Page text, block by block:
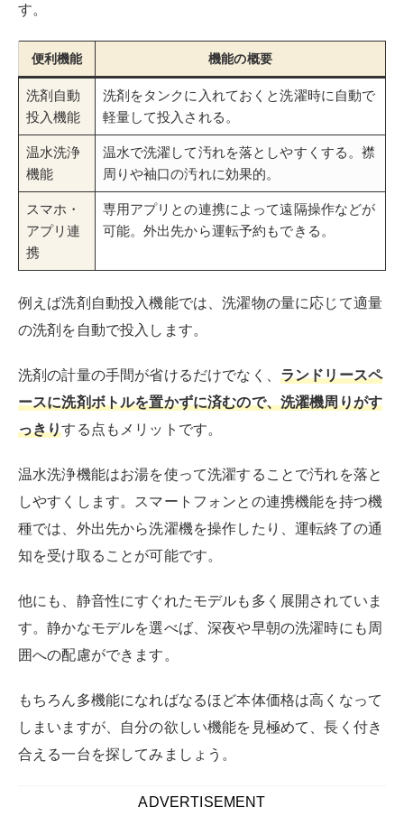
知を受け取ることが可能です。
他にも、静音性にすぐれたモデルも多く展開されていま
す。静かなモデルを選べば、深夜や早朝の洗濯時にも周
囲への配慮ができます。
もちろん多機能になればなるほど本体価格は高くなって
しまいますが、自分の欲しい機能を見極めて、長く付き
合える一台を探してみましょう。
ドラム式洗濯機のおすすめメーカー
現代の生活において、洗濯機は家庭の必需品です。特に
ドラム式洗濯機は、その省スペース設計と高い洗浄効果
で多くの家庭に選ばれています。
ここからは、おすすめのドラム式洗濯機メーカーを紹介
し、それぞれのブランドが提供する特徴や利点を掘り下
げていきます。
さまざまなメーカーの製品を比較することで、性能、価